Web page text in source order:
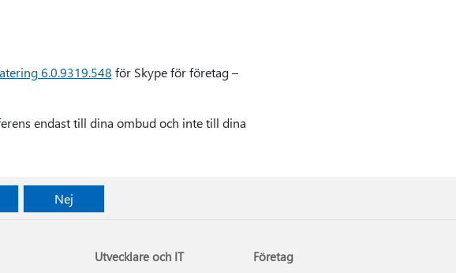
6.0.9319.548 för Skype för företag –
endast till dina ombud och inte till dina
Nej
Utvecklare och IT Företag